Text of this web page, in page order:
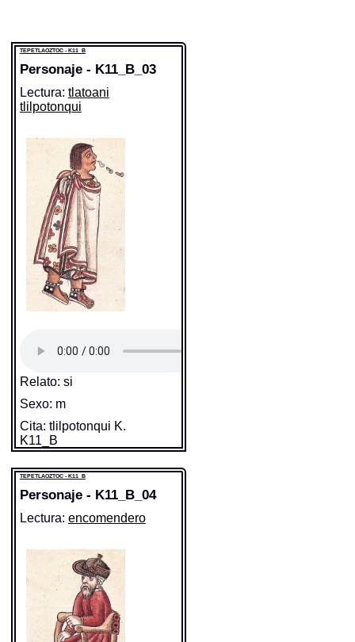
TEPETLAOZTOC - K11_B
Personaje - K11_B_03
Lectura: tlatoani
tlilpotonqui
Relato: si
Sexo: m
Cita: tlilpotonqui K.
K11_B
TEPETLAOZTOC - K11_B
Elemento:tlacatl
TEPETLAOZTOC - K11_B
Personaje - K11_B_04
Lectura: encomendero